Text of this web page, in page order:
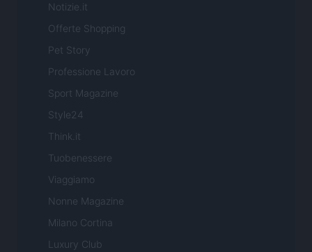
Notizie.it
Offerte Shopping
Pet Story
Professione Lavoro
Sport Magazine
Style24
Think.it
Tuobenessere
Viaggiamo
Nonne Magazine
Milano Cortina
Luxury Club